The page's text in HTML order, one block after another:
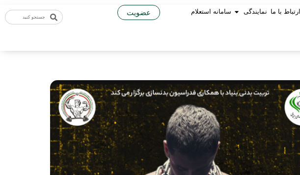
ارتباط با ما نمایندگی سامانه استعلام عضویت